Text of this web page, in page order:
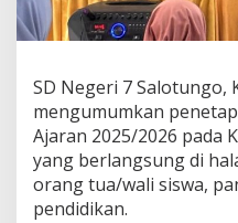
SD Negeri 7 Salotungo,
mengumumkan
Ajaran 2025/2026 pada
yang berlangsung di
orang tua/wali siswa,
pendidikan.